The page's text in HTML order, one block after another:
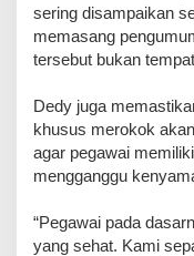
sering disampaikan
memasang
tersebut bukan
‎Dedy juga
khusus merokok
agar pegawai
mengganggu
‎“Pegawai pada
yang sehat. Kami